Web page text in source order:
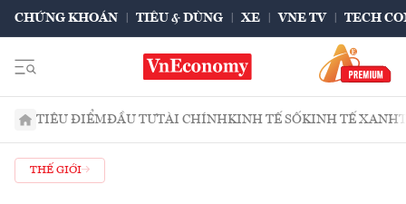
CHỨNG KHOÁN TIÊU & DÙNG XE VNE TV TECH
TIÊU ĐIỂMĐẦU TƯTÀI CHÍNHKINH TẾ SỐKINH TẾ XANH
THẾ GIỚI